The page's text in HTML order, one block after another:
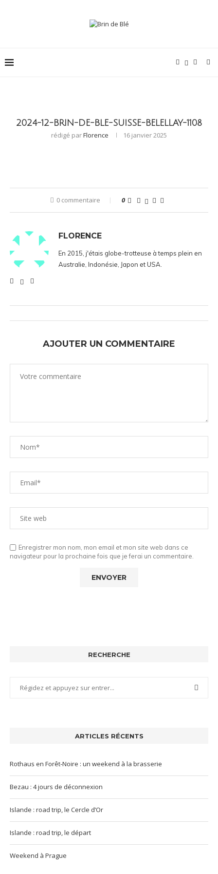
2024-12-BRIN-DE-BLE-SUISSE-BELELLAY-1108
rédigé parFlorence 16 janvier 2025
0 commentaire 0
FLORENCE
En 2015, j'étais globe-trotteuse à temps plein en
Australie, Indonésie, Japon et USA.
AJOUTER UN COMMENTAIRE
Enregistrer mon nom, mon email et mon site web dans ce
navigateur pour la prochaine fois que je ferai un commentaire.
RECHERCHE
ARTICLES RÉCENTS
Rothaus en Forêt-Noire : un weekend à la brasserie
Bezau : 4 jours de déconnexion
Islande : road trip, le Cercle d’Or
Islande : road trip, le départ
Weekend à Prague